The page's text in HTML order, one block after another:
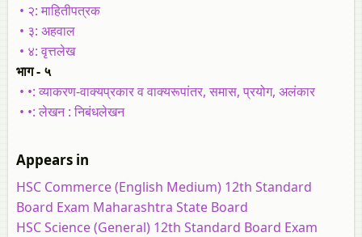
• २: माहितीपत्रक
• ३: अहवाल
• ४: वृत्तलेख
भाग - ५
• •: व्याकरण-वाक्यप्रकार व वाक्यरूपांतर, समास, प्रयोग, अलंकार
• •: लेखन : निबंधलेखन
Appears in
HSC Commerce (English Medium) 12th Standard
Board Exam Maharashtra State Board
HSC Science (General) 12th Standard Board Exam